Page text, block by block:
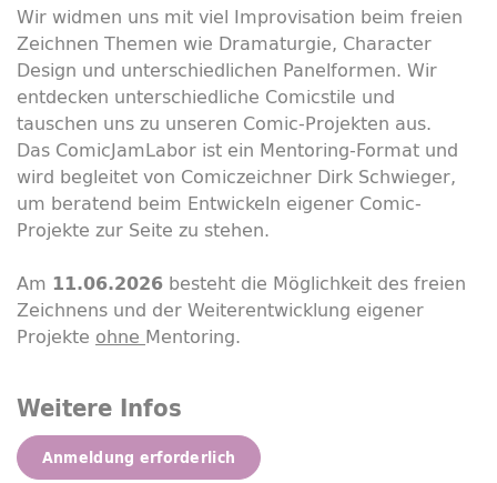
Wir widmen uns mit viel Improvisation beim freien
Zeichnen Themen wie Dramaturgie, Character
Design und unterschiedlichen Panelformen. Wir
entdecken unterschiedliche Comicstile und
tauschen uns zu unseren Comic-Projekten aus.
Das ComicJamLabor ist ein Mentoring-Format und
wird begleitet von Comiczeichner Dirk Schwieger,
um beratend beim Entwickeln eigener Comic-
Projekte zur Seite zu stehen.
Am 11.06.2026 besteht die Möglichkeit des freien
Zeichnens und der Weiterentwicklung eigener
Projekte ohneMentoring.
Weitere Infos
Anmeldung erforderlich